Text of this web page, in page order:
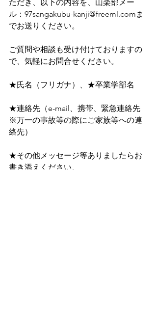
ただき、以下の内容を、山楽部メー
ル：97sangakubu-kanji@freeml.comま
でお送りください。
ご質問や相談も受け付けておりますの
で、気軽にお問合せください。
★氏名（フリガナ）、★卒業学部名
★連絡先（e-mail、携帯、緊急連絡先
※万一の事故等の際にご家族等への連
絡先）
★その他メッセージ等ありましたらお
書き添えください。